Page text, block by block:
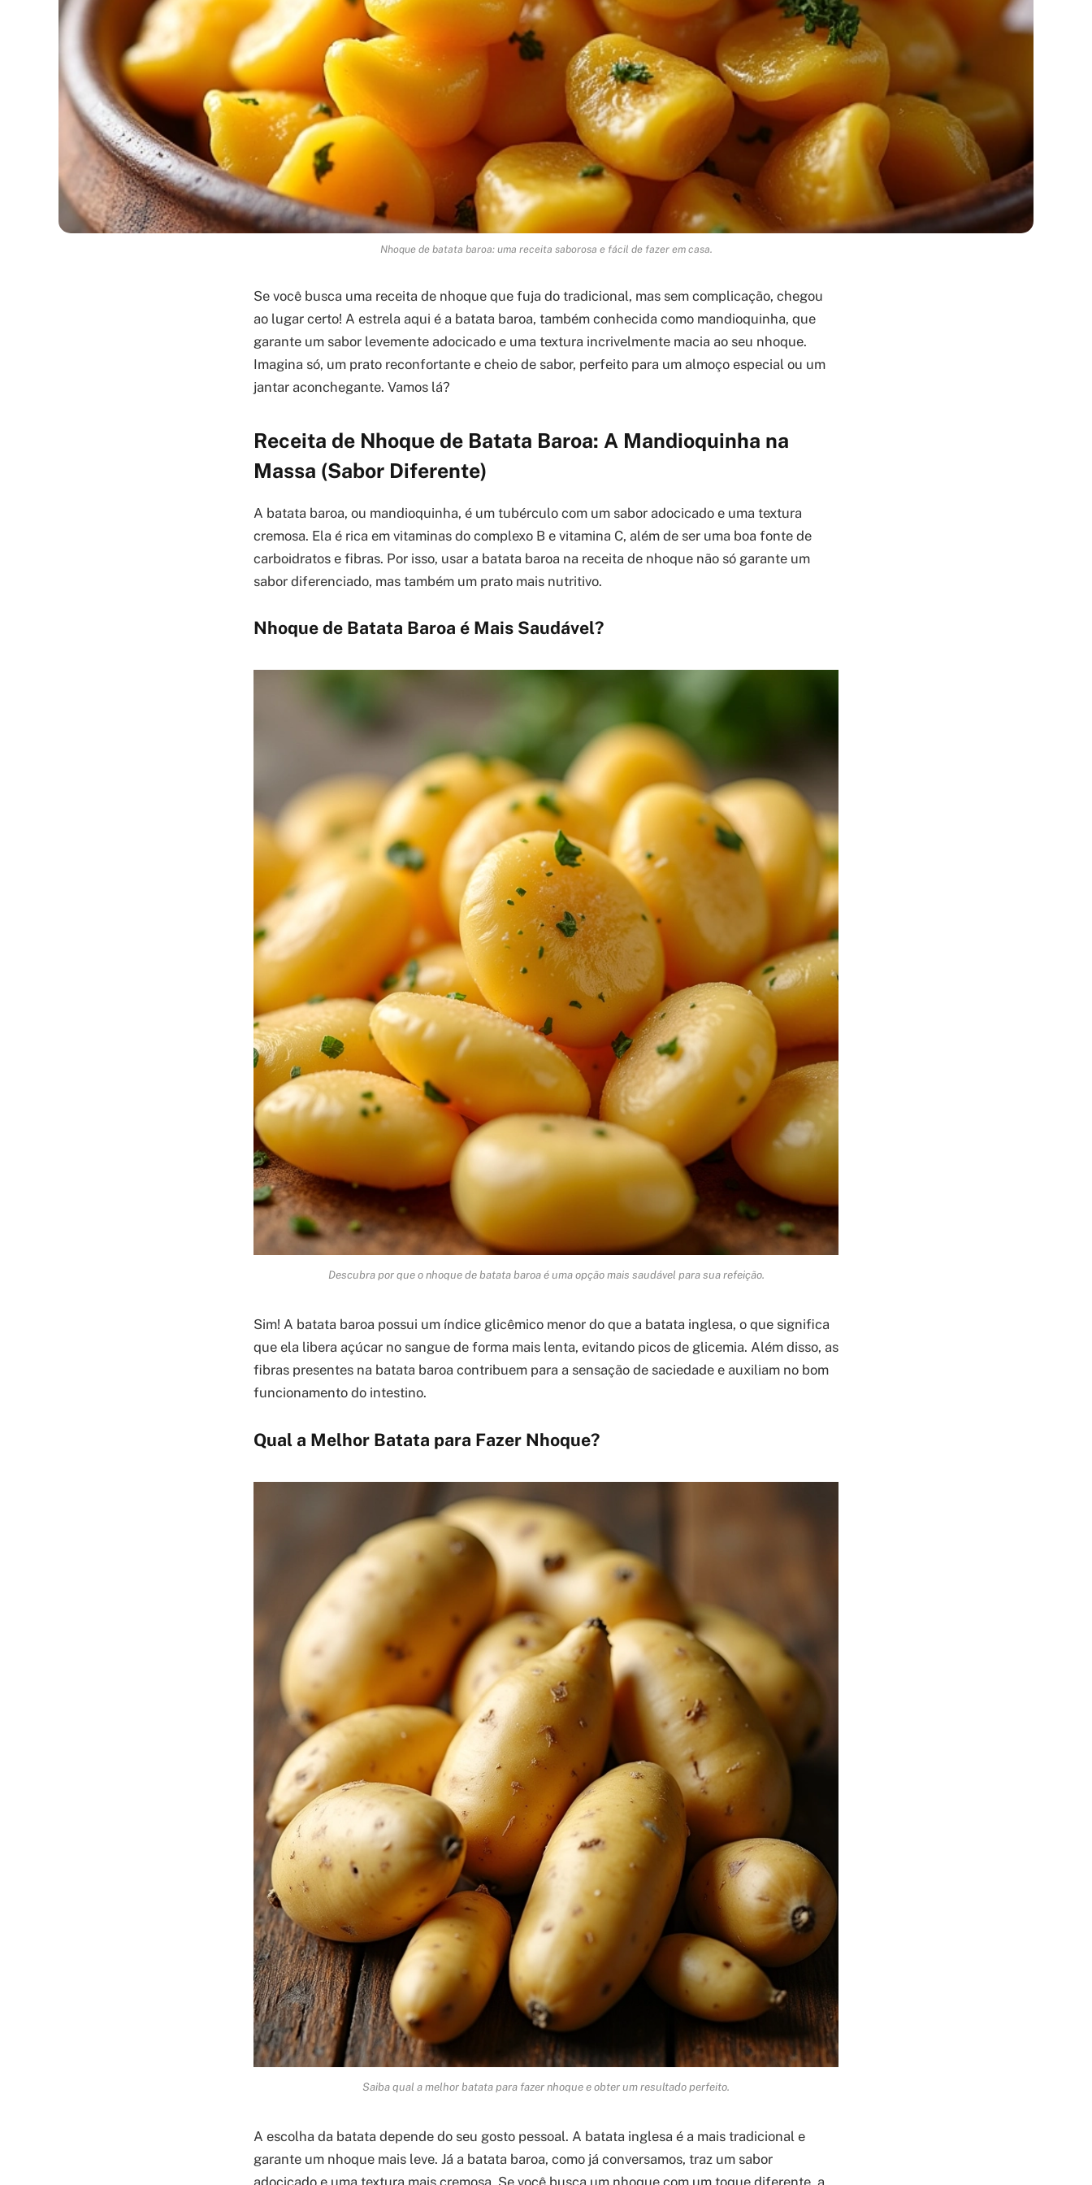
Nhoque de batata baroa: uma receita saborosa e fácil de fazer em casa.
Se você busca uma receita de nhoque que fuja do tradicional, mas sem complicação, chegou
ao lugar certo! A estrela aqui é a batata baroa, também conhecida como mandioquinha, que
garante um sabor levemente adocicado e uma textura incrivelmente macia ao seu nhoque.
Imagina só, um prato reconfortante e cheio de sabor, perfeito para um almoço especial ou um
jantar aconchegante. Vamos lá?
Receita de Nhoque de Batata Baroa: A Mandioquinha na
Massa (Sabor Diferente)
A batata baroa, ou mandioquinha, é um tubérculo com um sabor adocicado e uma textura
cremosa. Ela é rica em vitaminas do complexo B e vitamina C, além de ser uma boa fonte de
carboidratos e fibras. Por isso, usar a batata baroa na receita de nhoque não só garante um
sabor diferenciado, mas também um prato mais nutritivo.
Nhoque de Batata Baroa é Mais Saudável?
Descubra por que o nhoque de batata baroa é uma opção mais saudável para sua refeição.
Sim! A batata baroa possui um índice glicêmico menor do que a batata inglesa, o que significa
que ela libera açúcar no sangue de forma mais lenta, evitando picos de glicemia. Além disso, as
fibras presentes na batata baroa contribuem para a sensação de saciedade e auxiliam no bom
funcionamento do intestino.
Qual a Melhor Batata para Fazer Nhoque?
Saiba qual a melhor batata para fazer nhoque e obter um resultado perfeito.
A escolha da batata depende do seu gosto pessoal. A batata inglesa é a mais tradicional e
garante um nhoque mais leve. Já a batata baroa, como já conversamos, traz um sabor